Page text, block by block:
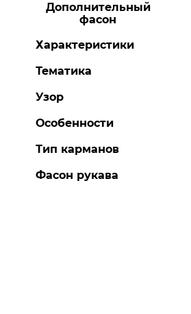
Дополнительный
фасон
Характеристики
Тематика
Узор
Особенности
Тип карманов
Фасон рукава